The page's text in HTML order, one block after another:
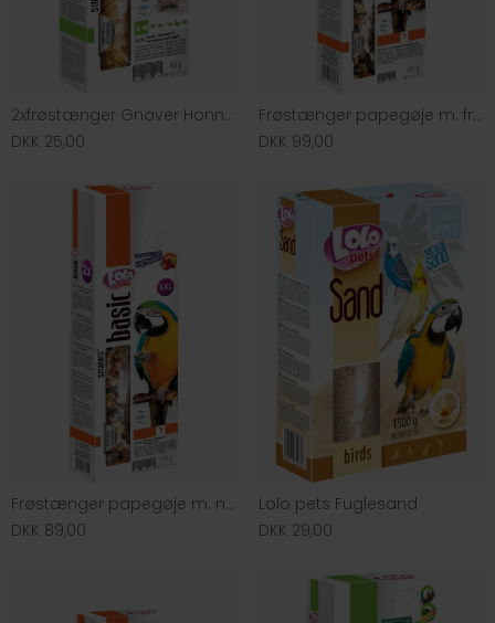
2xfrøstænger Gnaver Honning
DKK 25,00
Frøstænger papegøje m. frugt
DKK 99,00
Frøstænger papegøje m. nød/frugt
DKK 89,00
Lolo pets Fuglesand
DKK 29,00